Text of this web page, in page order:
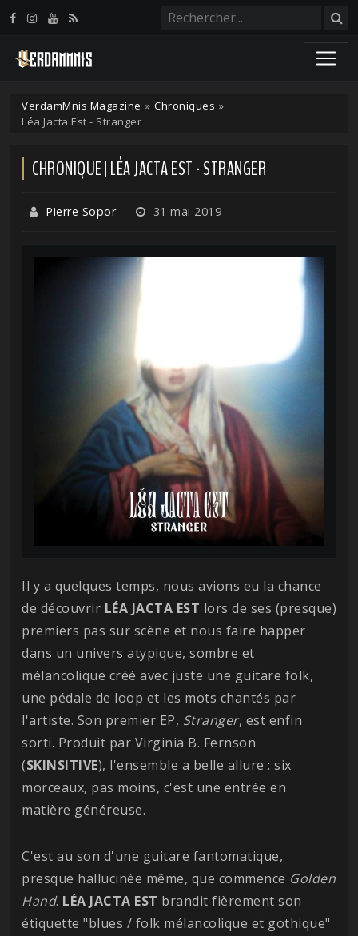
VerdamMnis Magazine » Chroniques »
Léa Jacta Est - Stranger
CHRONIQUE | LÉA JACTA EST - STRANGER
Pierre Sopor 31 mai 2019
Il y a quelques temps, nous avions eu la chance
de découvrir LÉA JACTA EST lors de ses (presque)
premiers pas sur scène et nous faire happer
dans un univers atypique, sombre et
mélancolique créé avec juste une guitare folk,
une pédale de loop et les mots chantés par
l'artiste. Son premier EP, Stranger, est enfin
sorti. Produit par Virginia B. Fernson
(SKINSITIVE), l'ensemble a belle allure : six
morceaux, pas moins, c'est une entrée en
matière généreuse.
C'est au son d'une guitare fantomatique,
presque hallucinée même, que commence Golden
Hand. LÉA JACTA EST brandit fièrement son
étiquette "blues / folk mélancolique et gothique"
Panneau de gestion des cookies